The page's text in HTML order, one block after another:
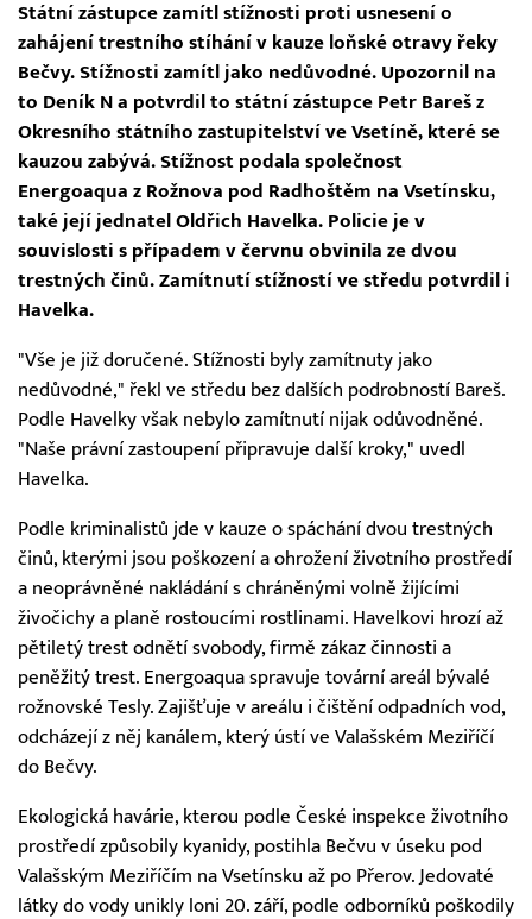
Státní zástupce zamítl stížnosti proti usnesení o
zahájení trestního stíhání v kauze loňské otravy řeky
Bečvy. Stížnosti zamítl jako nedůvodné. Upozornil na
to Deník N a potvrdil to státní zástupce Petr Bareš z
Okresního státního zastupitelství ve Vsetíně, které se
kauzou zabývá. Stížnost podala společnost
Energoaqua z Rožnova pod Radhoštěm na Vsetínsku,
také její jednatel Oldřich Havelka. Policie je v
souvislosti s případem v červnu obvinila ze dvou
trestných činů. Zamítnutí stížností ve středu potvrdil i
Havelka.
"Vše je již doručené. Stížnosti byly zamítnuty jako
nedůvodné," řekl ve středu bez dalších podrobností Bareš.
Podle Havelky však nebylo zamítnutí nijak odůvodněné.
"Naše právní zastoupení připravuje další kroky," uvedl
Havelka.
Podle kriminalistů jde v kauze o spáchání dvou trestných
činů, kterými jsou poškození a ohrožení životního prostředí
a neoprávněné nakládání s chráněnými volně žijícími
živočichy a planě rostoucími rostlinami. Havelkovi hrozí až
pětiletý trest odnětí svobody, firmě zákaz činnosti a
peněžitý trest. Energoaqua spravuje tovární areál bývalé
rožnovské Tesly. Zajišťuje v areálu i čištění odpadních vod,
odcházejí z něj kanálem, který ústí ve Valašském Meziříčí
do Bečvy.
Ekologická havárie, kterou podle České inspekce životního
prostředí způsobily kyanidy, postihla Bečvu v úseku pod
Valašským Meziříčím na Vsetínsku až po Přerov. Jedovaté
látky do vody unikly loni 20. září, podle odborníků poškodily